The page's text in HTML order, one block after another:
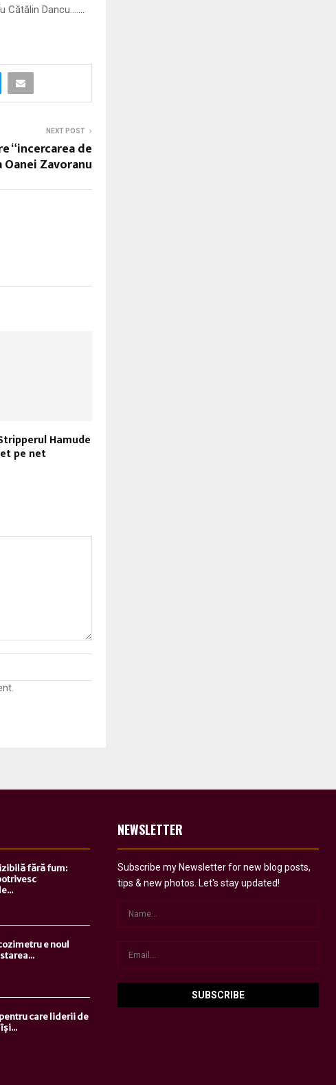
Dancu….
NEXT POST
“incercarea de
Oanei Zavoranu
Hamude
pe net
fără fum:
e noul
care liderii de
NEWSLETTER
Subscribe my Newsletter for new blog posts,
tips & new photos. Let's stay updated!